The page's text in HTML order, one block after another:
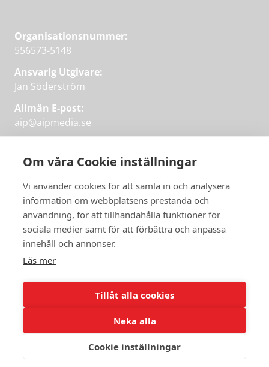
Om våra Cookie inställningar
Vi använder cookies för att samla in och analysera
information om webbplatsens prestanda och
användning, för att tillhandahålla funktioner för
sociala medier samt för att förbättra och anpassa
innehåll och annonser.
Läs mer
Tillåt alla cookies
Neka alla
Cookie inställningar
första månaden
gratis.
PRENUMERERA
Organisationsnummer:
556573-5148
Ansvarig Utgivare:
Jan Söderström
Allmän E-post:
aip@aipmedia.se
aip@flowyinfo.seeller 08-1210 60 40.
Instagram
LinkedIn
Twitter
Facebook
Få veckans bästa
artiklar på mejlen
PRENUMERERA
© 2026 Aktuellt i Politiken.